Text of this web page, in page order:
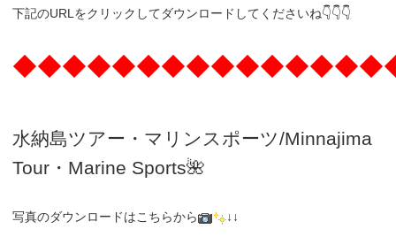
下記のURLをクリックしてダウンロードしてくださいね👇👇👇
水納島ツアー・マリンスポーツ/Minnajima
Tour・Marine Sports🌺
写真のダウンロードはこちらから ↓↓